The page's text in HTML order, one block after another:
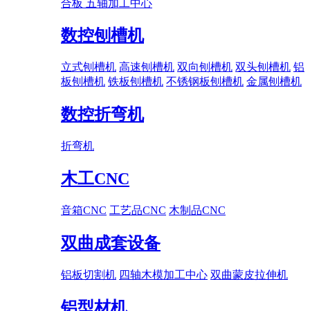
合板 五轴加工中心
数控刨槽机
立式刨槽机 高速刨槽机 双向刨槽机 双头刨槽机 铝
板刨槽机 铁板刨槽机 不锈钢板刨槽机 金属刨槽机
数控折弯机
折弯机
木工CNC
音箱CNC 工艺品CNC 木制品CNC
双曲成套设备
铝板切割机 四轴木模加工中心 双曲蒙皮拉伸机
铝型材机